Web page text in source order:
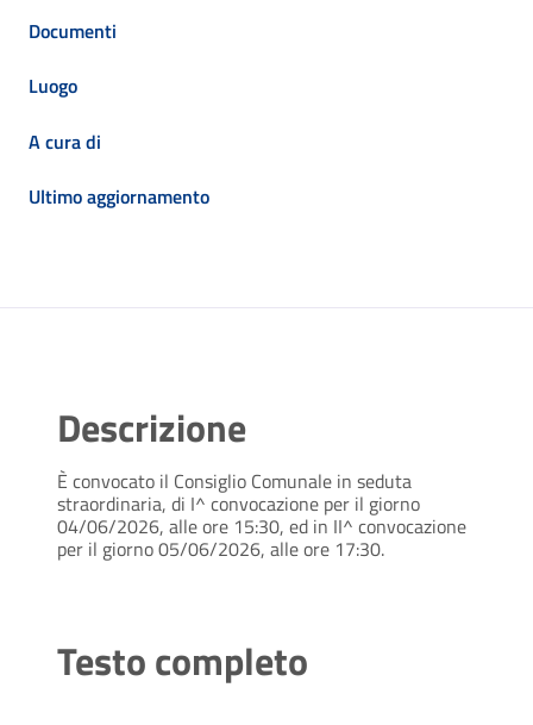
Documenti
Luogo
A cura di
Ultimo aggiornamento
Descrizione
È convocato il Consiglio Comunale in seduta
straordinaria, di I^ convocazione per il giorno
04/06/2026, alle ore 15:30, ed in II^ convocazione
per il giorno 05/06/2026, alle ore 17:30.
Testo completo